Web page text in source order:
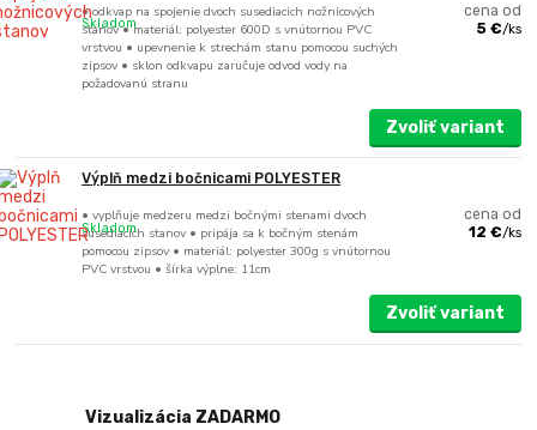
• odkvap na spojenie dvoch susediacich nožnicových
stanov • materiál: polyester 600D s vnútornou PVC
vrstvou • upevnenie k strechám stanu pomocou suchých
zipsov • sklon odkvapu zaručuje odvod vody na
požadovanú stranu
cena od
5 €/ks
Skladom
Zvoliť variant
Výplň medzi bočnicami POLYESTER
• vyplňuje medzeru medzi bočnými stenami dvoch
susediacich stanov • pripája sa k bočným stenám
pomocou zipsov • materiál: polyester 300g s vnútornou
PVC vrstvou • šírka výplne: 11cm
cena od
12 €/ks
Skladom
Zvoliť variant
Vizualizácia ZADARMO